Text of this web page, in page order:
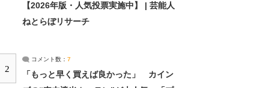
【2026年版・人気投票実施中】 | 芸能人
ねとらぼリサーチ
2
コメント数： 7
「もっと早く買えば良かった」 カイン